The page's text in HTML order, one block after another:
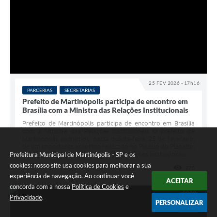
Prefeitura Municipal de Martinópolis - SP e os
cookies: nosso site usa cookies para melhorar a sua
experiência de navegação. Ao continuar você
concorda com a nossa Política de Cookies e
Privacidade.
ACEITAR
PERSONALIZAR
25 FEV 2026 - 17h16
PARCERIAS SECRETARIAS
Prefeito de Martinópolis participa de encontro em
Brasília com a Ministra das Relações Institucionais
Prefeito de Martinópolis participa de encontro em Brasília
em Brasília (DF), com a Ministra das Relações Institucionais,...
FEV
25